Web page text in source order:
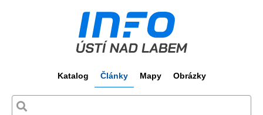
Katalog Články Mapy Obrázky